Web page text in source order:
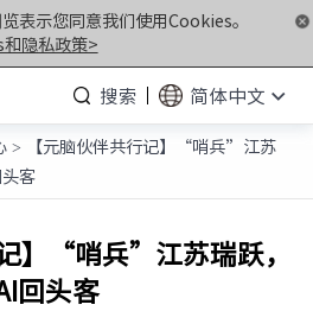
表示您同意我们使用Cookies。
隐私政策>
搜索
简体中文
>
【元脑伙伴共行记】“哨兵”江苏
客
】“哨兵”江苏瑞跃，
回头客